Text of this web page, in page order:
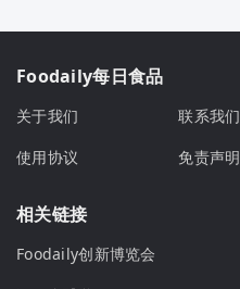
Foodaily每日食品
关于我们 联系我们
使用协议
免责声明
相关链接
Foodaily创新博览会